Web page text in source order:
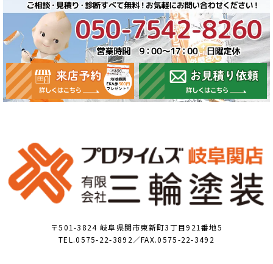
〒501-3824 岐阜県関市東新町3丁目921番地5
TEL.0575-22-3892／FAX.0575-22-3492